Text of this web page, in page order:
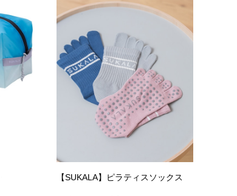
【SUKALA】ピラティスソックス